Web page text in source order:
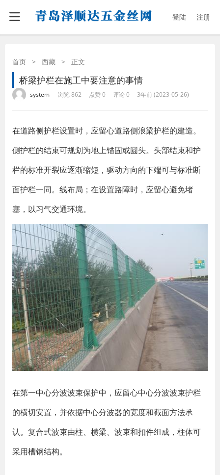
登陆 注册
首页 > 西藏 > 正文
桥梁护栏在施工中要注意的事情
system 浏览 862 点赞 0 评论 0 3年前 (2023-05-26)
在道路侧护栏设置时，应留心道路侧浪梁护栏的建造。
侧护栏的结束可规划为地上锚固或圆头。头部结束和护
栏的标准开裂应逐渐缩短，驱动方向的下端可与标准断
面护栏一同。线布局；在设置路障时，应留心避免堵
塞，以习气交通环境。
在第一中心分波波束保护中，应留心中心分波波束护栏
的横切安置，并依据中心分波器的宽度和截面方法承
认。复合式波束由柱、横梁、波束和扣件组成，柱体可
采用槽钢结构。